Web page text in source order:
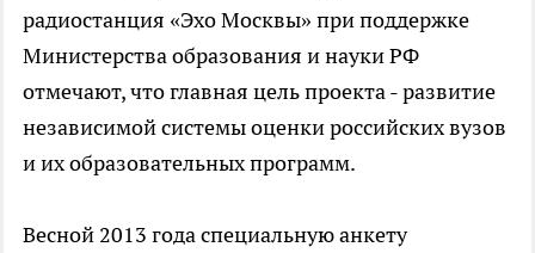
радиостанция «Эхо Москвы» при поддержке
Министерства образования и науки РФ
отмечают, что главная цель проекта - развитие
независимой системы оценки российских вузов
и их образовательных программ.
Весной 2013 года специальную анкету